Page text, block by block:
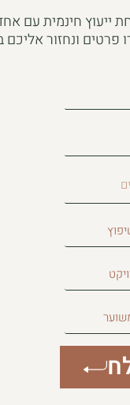
ייעוץ חינמית עם
פרטים ונחזור